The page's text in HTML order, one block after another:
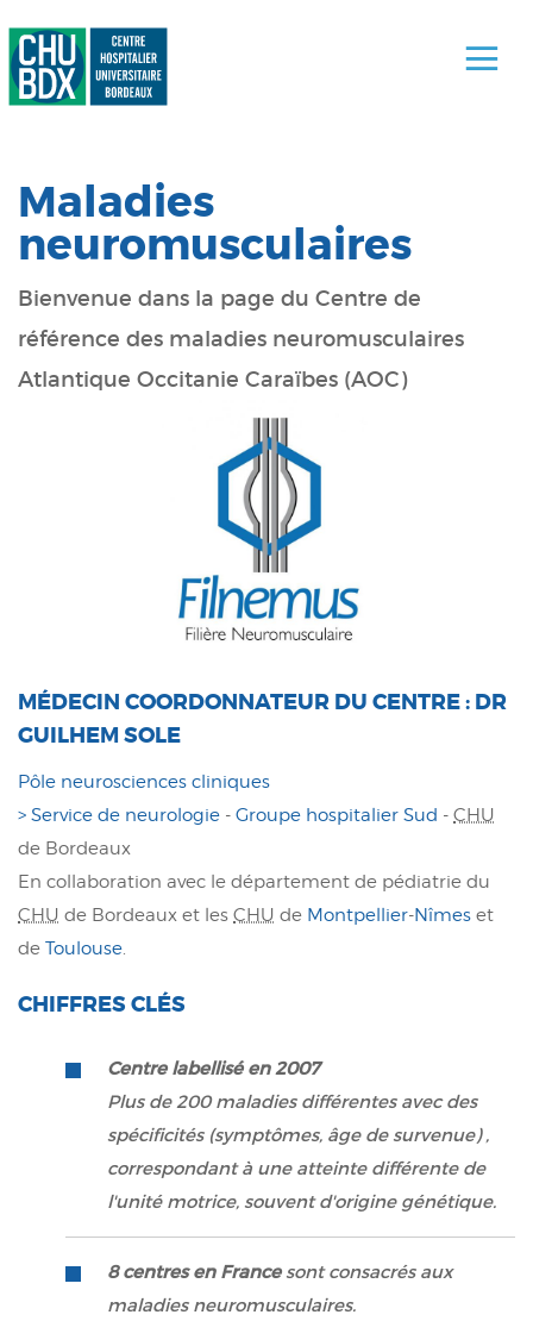
Maladies
neuromusculaires
Bienvenue dans la page du Centre de
référence des maladies neuromusculaires
Atlantique Occitanie Caraïbes (AOC)
MÉDECIN COORDONNATEUR DU CENTRE : DR
GUILHEM SOLE
Pôle neurosciences cliniques
> Service de neurologie - Groupe hospitalier Sud - CHU
de Bordeaux
En collaboration avec le département de pédiatrie du
CHU de Bordeaux et les CHU de Montpellier-Nîmes et
de Toulouse.
CHIFFRES CLÉS
Centre labellisé en 2007
Plus de 200 maladies différentes avec des
spécificités (symptômes, âge de survenue) ,
correspondant à une atteinte différente de
l'unité motrice, souvent d'origine génétique.
8 centres en Francesont consacrés aux
maladies neuromusculaires.